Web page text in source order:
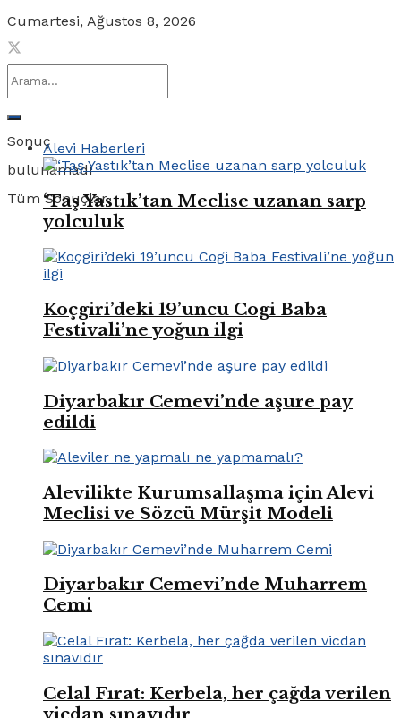
Cumartesi, Ağustos 8, 2026
Sonuç
bulunamadı
Tüm Sonuçlar
Alevi Haberleri
‘Taş Yastık’tan Meclise uzanan sarp
yolculuk
Koçgiri’deki 19’uncu Cogi Baba
Festivali’ne yoğun ilgi
Diyarbakır Cemevi’nde aşure pay
edildi
Alevilikte Kurumsallaşma için Alevi
Meclisi ve Sözcü Mürşit Modeli
Diyarbakır Cemevi’nde Muharrem
Cemi
Celal Fırat: Kerbela, her çağda verilen